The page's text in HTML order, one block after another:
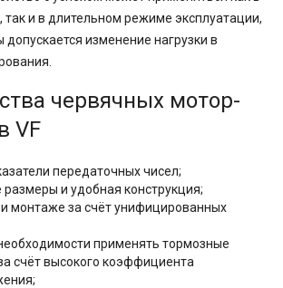
и в длительном режиме эксплуатации,
допускается изменение нагрузки в
червячных мотор-
VF
передаточных чисел;
и удобная конструкция;
монтаже за счёт унифицированных
применять тормозные
счёт высокого коэффициента